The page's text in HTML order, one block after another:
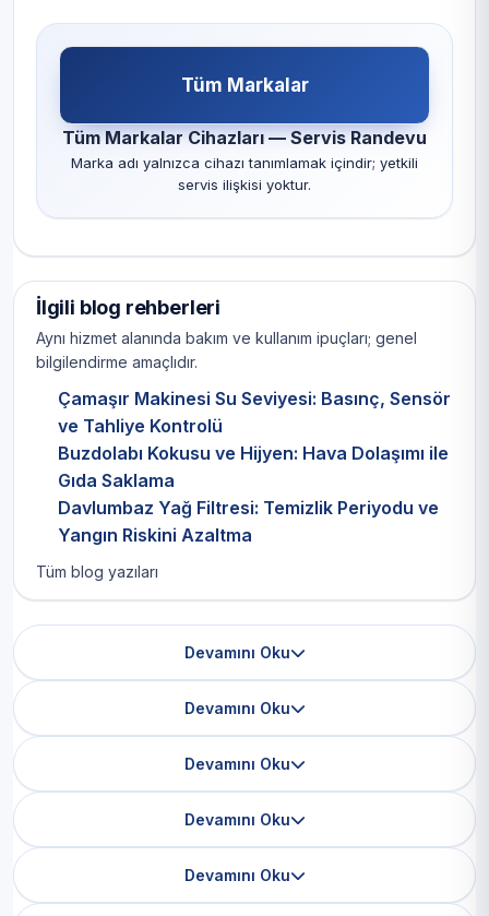
Tüm Markalar
Tüm Markalar Cihazları — Servis Randevu
Marka adı yalnızca cihazı tanımlamak içindir; yetkili
servis ilişkisi yoktur.
İlgili blog rehberleri
Aynı hizmet alanında bakım ve kullanım ipuçları; genel
bilgilendirme amaçlıdır.
Çamaşır Makinesi Su Seviyesi: Basınç, Sensör
ve Tahliye Kontrolü
Buzdolabı Kokusu ve Hijyen: Hava Dolaşımı ile
Gıda Saklama
Davlumbaz Yağ Filtresi: Temizlik Periyodu ve
Yangın Riskini Azaltma
Tüm blog yazıları
Devamını Oku
Devamını Oku
Devamını Oku
Devamını Oku
Devamını Oku